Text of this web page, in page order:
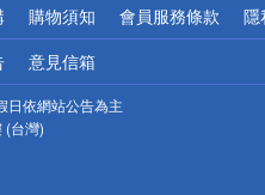
購物須知 會員服務條款 隱
意見信箱
日依網站公告為主
(台灣)